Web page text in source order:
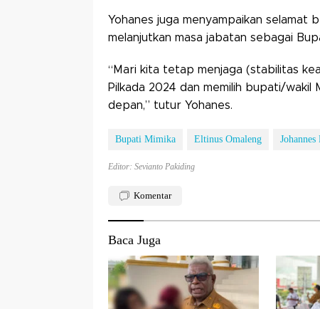
Yohanes juga menyampaikan
melanjutkan masa jabatan sebagai
“Mari kita tetap menjaga (stabilitas
Pilkada 2024 dan memilih bupati/wakil
depan,” tutur Yohanes.
Bupati Mimika Eltinus Omaleng Johannes
Editor: Sevianto Pakiding
Komentar
Baca Juga